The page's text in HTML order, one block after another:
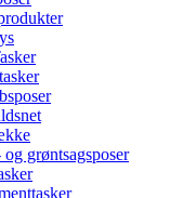
grøntsagsposer